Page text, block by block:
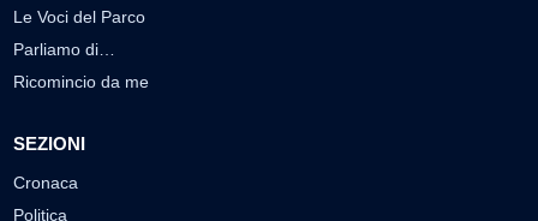
Le Voci del Parco
Parliamo di…
Ricomincio da me
SEZIONI
Cronaca
Politica